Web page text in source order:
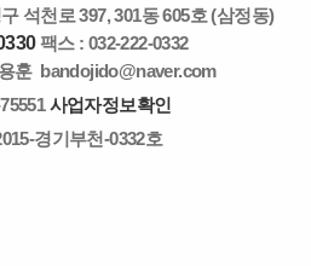
석천로 397, 301동 605호 (삼정동)
팩스 : 032-222-0332
훈 bandojido@naver.com
사업자정보확인
경기부천-0332호